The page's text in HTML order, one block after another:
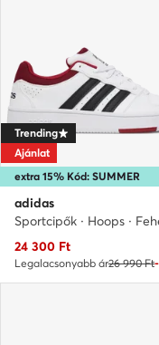
extra 15% Kód: SUMMER
Trending
Ajánlat
adidas
Sportcipők · Hoops ·
Aktuális ár
24 300 Ft
Legalacsonyabb ár26 990 Ft